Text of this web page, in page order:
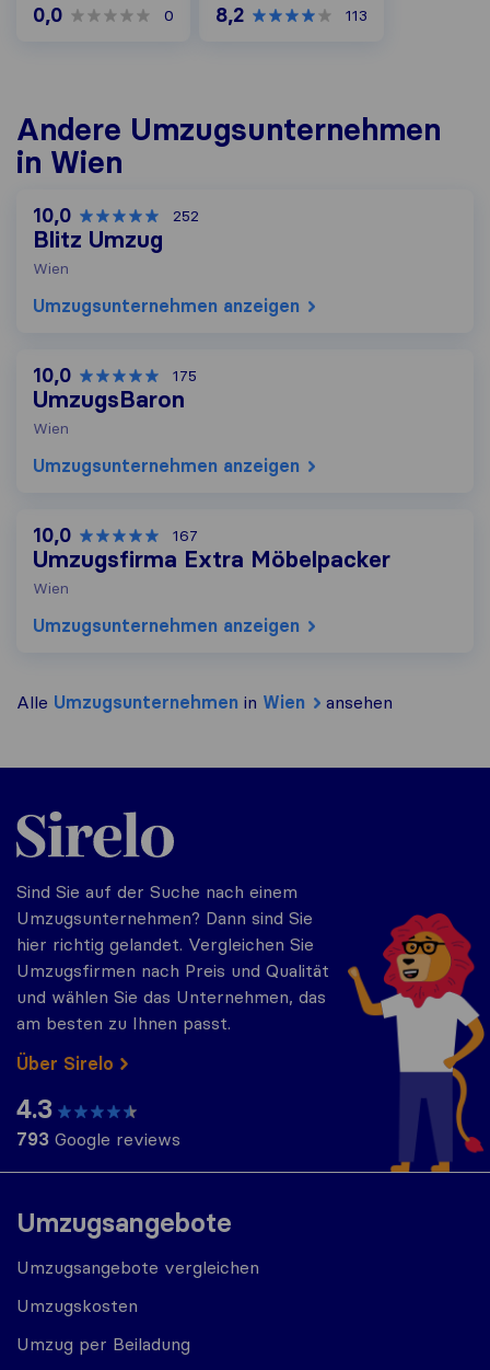
0,0 0 8,2 113
Andere Umzugs​unternehmen
in Wien
10,0 252
Blitz Umzug
Wien
Umzugs​unternehmen anzeigen
10,0 175
UmzugsBaron
Wien
Umzugs​unternehmen anzeigen
10,0 167
Umzugsfirma Extra Möbelpacker
Wien
Umzugs​unternehmen anzeigen
Alle Umzugs​unternehmen in Wien ansehen
Umzugsangebote
Umzugsangebote vergleichen
Umzugskosten
Umzug per Beiladung
Sirelo.at
Sind Sie auf der Suche nach einem
Umzugsunternehmen? Dann sind Sie
hier richtig gelandet. Vergleichen Sie
Umzugsfirmen nach Preis und Qualität
und wählen Sie das Unternehmen, das
am besten zu Ihnen passt.
Über Sirelo
4.3
793 Google reviews